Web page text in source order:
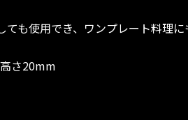
も使用でき、ワンプレート料理に
さ20mm